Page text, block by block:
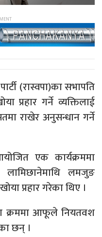
(रास्वपा)का सभापति
प्रहार गर्ने व्यक्तिलाई
राखेर अनुसन्धान गर्ने
एक कार्यक्रममा
लामिछानेमाथि लमजुङ
प्रहार गरेका थिए ।
क्रममा आफूले नियतवश
छन् ।